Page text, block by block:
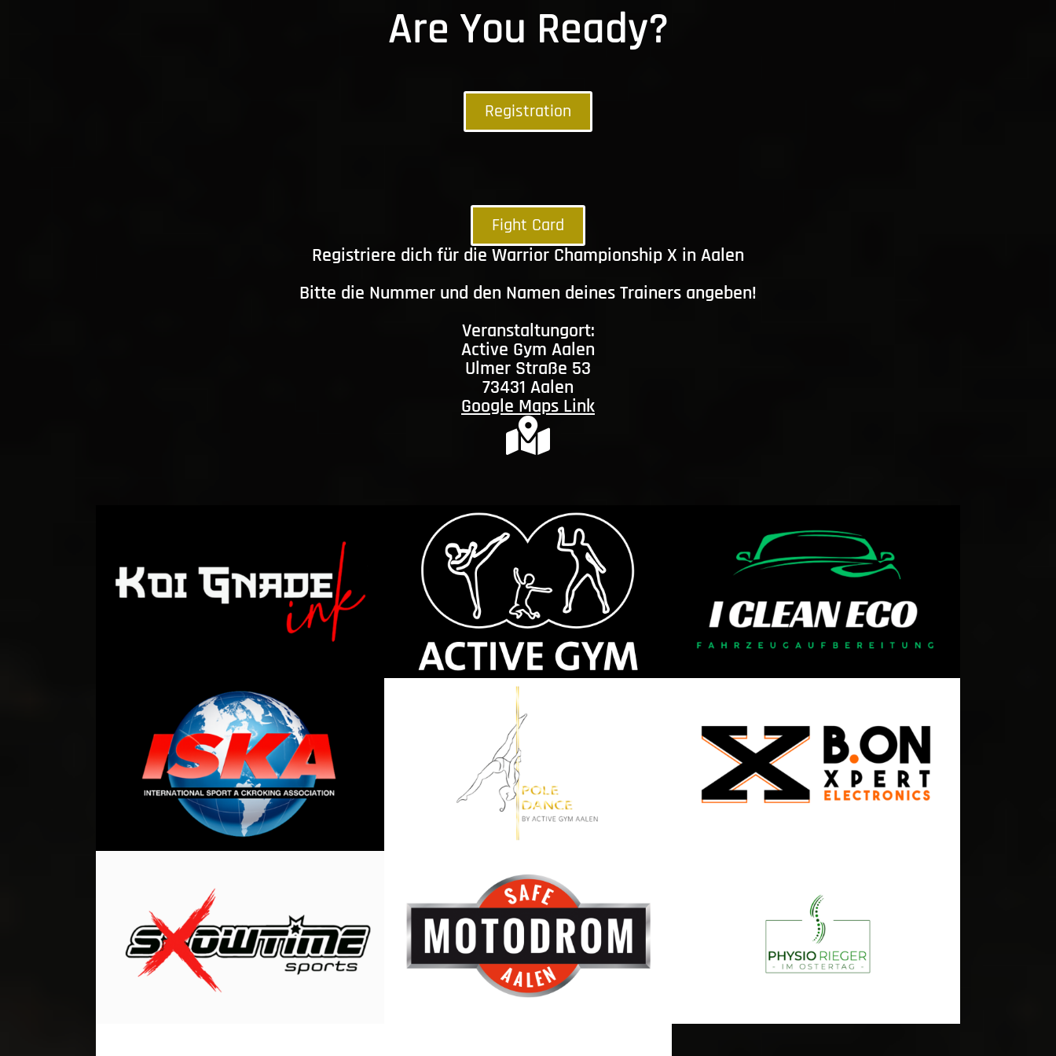
Are You Ready?
Registration
Fight Card
Registriere dich für die Warrior Championship X in Aalen
Bitte die Nummer und den Namen deines Trainers angeben!
Veranstaltungort:
Active Gym Aalen
Ulmer Straße 53
73431 Aalen
Google Maps Link